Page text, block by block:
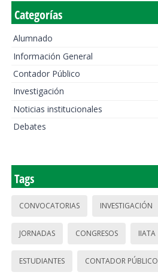
Categorías
Alumnado
Información General
Contador Público
Investigación
Noticias institucionales
Debates
Tags
CONVOCATORIAS INVESTIGACIÓN
JORNADAS CONGRESOS IIATA
ESTUDIANTES CONTADOR PÚBLICO